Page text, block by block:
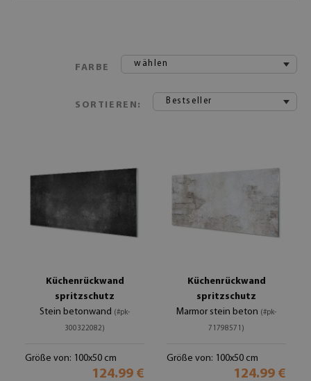
FARBE wählen
SORTIEREN: Bestseller
Küchenrückwand
spritzschutz
Stein betonwand (#pk-
300322082)
Größe von: 100x50 cm
124.99 €
Küchenrückwand
spritzschutz
Marmor stein beton (#pk-
71798571)
Größe von: 100x50 cm
124.99 €